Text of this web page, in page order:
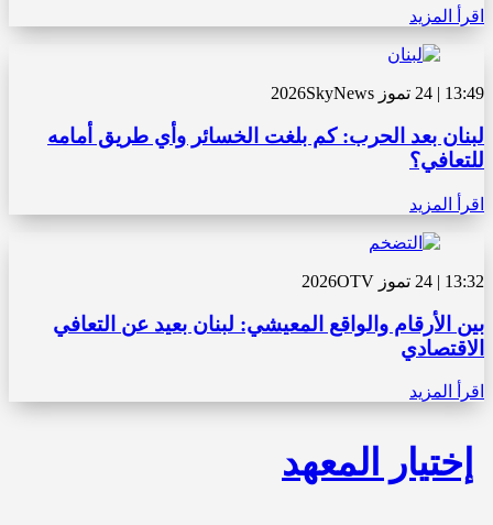
اقرأ المزيد
13:49 | 24 تموز 2026 SkyNews
لبنان بعد الحرب: كم بلغت الخسائر وأي طريق أمامه
للتعافي؟
اقرأ المزيد
13:32 | 24 تموز 2026 OTV
بين الأرقام والواقع المعيشي: لبنان بعيد عن التعافي
الاقتصادي
اقرأ المزيد
إختيار المعهد